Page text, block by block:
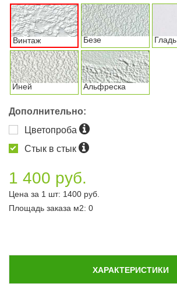
Винтаж Безе Гладь
Иней Альфреска
Дополнительно:
Цветопроба
Стык в стык
1 400 руб.
Цена за 1 шт: 1400 руб.
Площадь заказа м2: 0
ХАРАКТЕРИСТИКИ